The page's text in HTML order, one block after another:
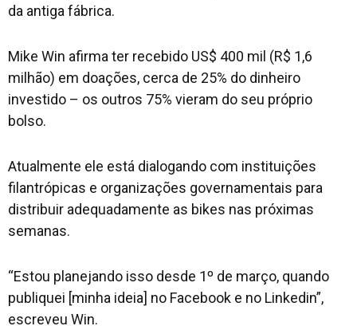
da antiga fábrica.
Mike Win afirma ter recebido US$ 400 mil (R$ 1,6
milhão) em doações, cerca de 25% do dinheiro
investido – os outros 75% vieram do seu próprio
bolso.
Atualmente ele está dialogando com instituições
filantrópicas e organizações governamentais para
distribuir adequadamente as bikes nas próximas
semanas.
“Estou planejando isso desde 1º de março, quando
publiquei [minha ideia] no Facebook e no Linkedin”,
escreveu Win.